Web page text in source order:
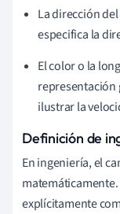
La dirección
especifica la
El color o la
representación
ilustrar la
Definición de
En ingeniería, el
explícitamente